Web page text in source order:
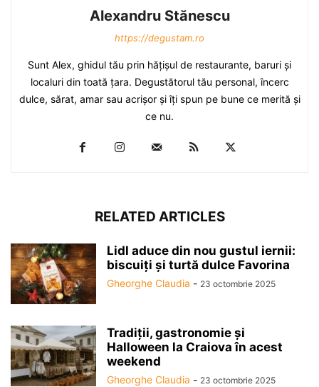
Alexandru Stănescu
https://degustam.ro
Sunt Alex, ghidul tău prin hăţişul de restaurante, baruri şi
localuri din toată ţara. Degustătorul tău personal, încerc
dulce, sărat, amar sau acrişor şi îţi spun pe bune ce merită şi
ce nu.
RELATED ARTICLES
Lidl aduce din nou gustul iernii:
biscuiți și turtă dulce Favorina
Gheorghe Claudia - 23 octombrie 2025
Tradiții, gastronomie și
Halloween la Craiova în acest
weekend
Gheorghe Claudia - 23 octombrie 2025